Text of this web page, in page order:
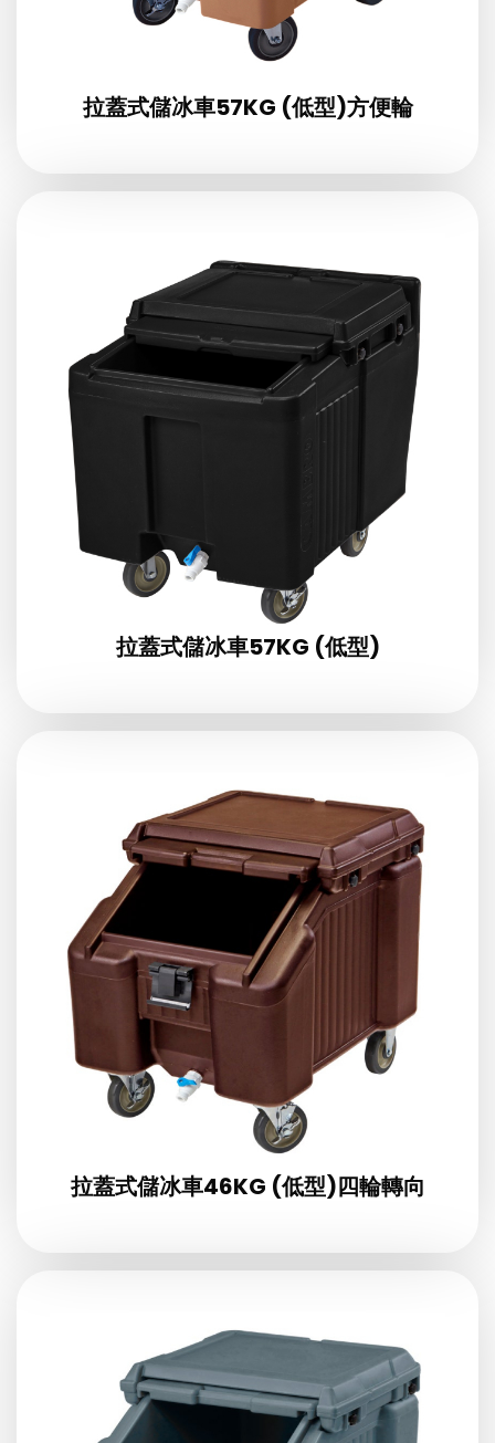
拉蓋式儲冰車57KG (低型)方便輪
拉蓋式儲冰車57KG (低型)
拉蓋式儲冰車46KG (低型)四輪轉向